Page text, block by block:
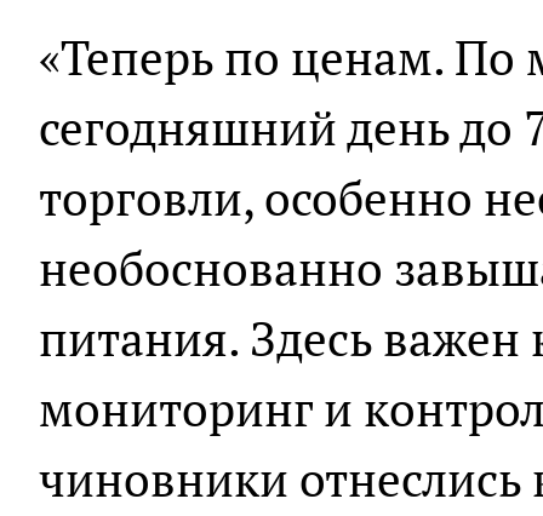
«Теперь по ценам.
сегодняшний день до
торговли, особенно
необоснованно
питания. Здесь важен
мониторинг и
чиновники отнеслись